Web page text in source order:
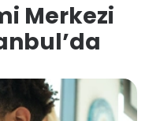
Merkezi